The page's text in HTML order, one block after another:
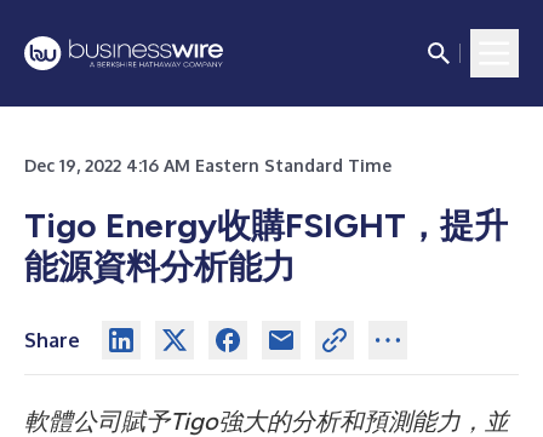
Dec 19, 2022 4:16 AM Eastern Standard Time
Tigo Energy收購FSIGHT，提升
能源資料分析能力
Share
軟體公司賦予Tigo強大的分析和預測能力，並